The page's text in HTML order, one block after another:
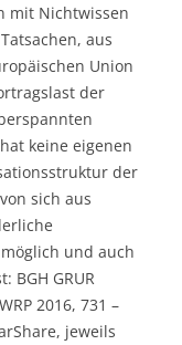
mit Nichtwissen
aus
Union
der
keine eigenen
der
sich aus
und auch
BGH GRUR
2016, 731 –
jeweils